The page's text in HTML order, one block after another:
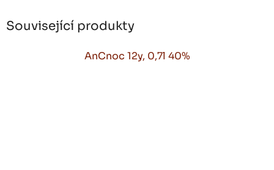
Související produkty
AnCnoc 12y, 0,7l 40%